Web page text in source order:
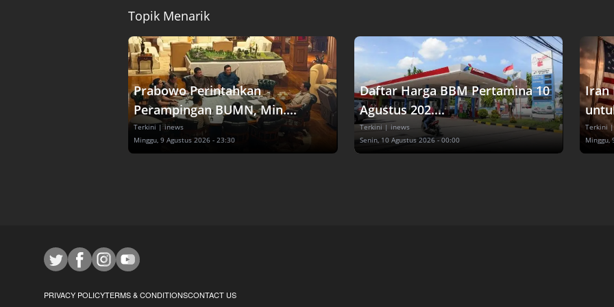
Topik Menarik
Prabowo Perintahkan
Perampingan BUMN, Min....
Terkini | inews
Minggu, 9 Agustus 2026 - 23:30
Daftar Harga BBM Pertamina 10
Agustus 202....
Terkini | inews
Senin, 10 Agustus 2026 - 00:00
Iran
Terkini
Minggu,
PRIVACY POLICYTERMS & CONDITIONSCONTACT US